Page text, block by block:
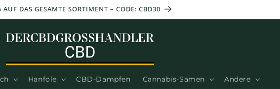
AUF DAS GESAMTE SORTIMENT – CODE: CBD30
Hanföle CBD-Dampfen Cannabis-Samen Andere